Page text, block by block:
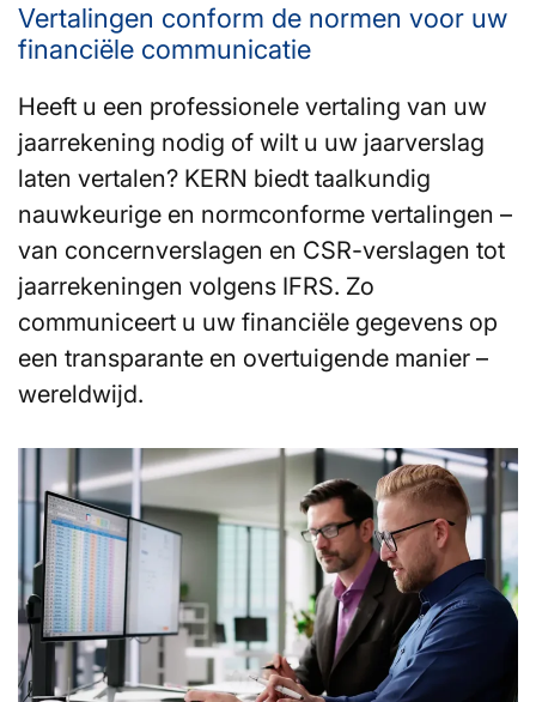
Vertalingen conform de normen voor uw
financiële communicatie
Heeft u een professionele vertaling van uw
jaarrekening nodig of wilt u uw jaarverslag
laten vertalen? KERN biedt taalkundig
nauwkeurige en normconforme vertalingen –
van concernverslagen en CSR-verslagen tot
jaarrekeningen volgens IFRS. Zo
communiceert u uw financiële gegevens op
een transparante en overtuigende manier –
wereldwijd.